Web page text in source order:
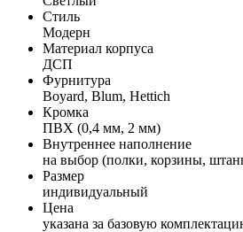
Стиль
Модерн
Материал корпуса
ДСП
Фурнитура
Boyard, Blum, Hettich
Кромка
ПВХ (0,4 мм, 2 мм)
Внутреннее наполнение
на выбор (полки, корзины,
Размер
индивидуальный
Цена
указана за базовую